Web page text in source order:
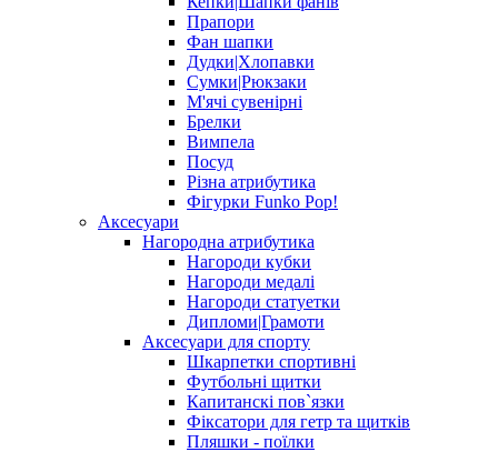
Прапори
Фан шапки
Дудки|Хлопавки
Сумки|Рюкзаки
М'ячі сувенірні
Брелки
Вимпела
Посуд
Різна атрибутика
Фігурки Funko Pop!
Аксесуари
Нагородна атрибутика
Нагороди кубки
Нагороди медалі
Нагороди статуетки
Дипломи|Грамоти
Аксесуари для спорту
Шкарпетки спортивні
Футбольні щитки
Капитанскі пов`язки
Фіксатори для гетр та щитків
Пляшки - поїлки